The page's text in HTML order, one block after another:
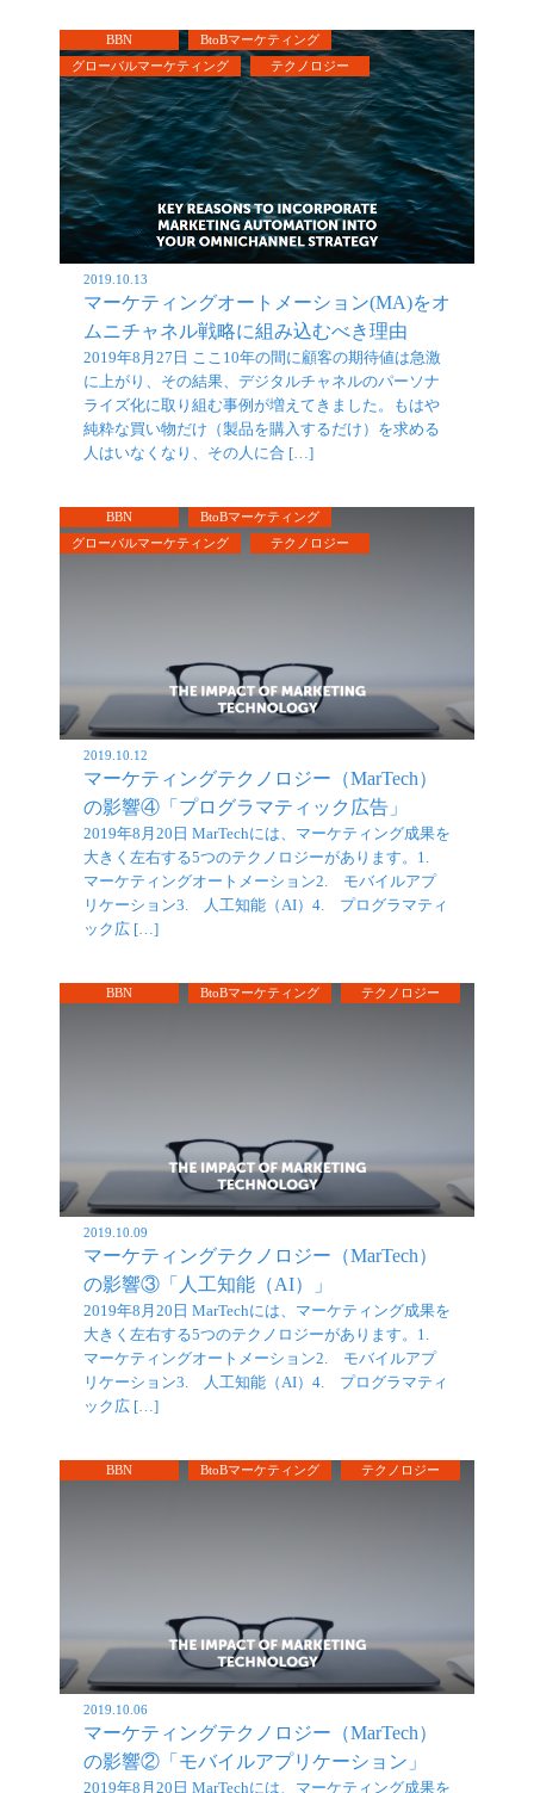
BBN
BtoBマーケティング
グローバルマーケティング
テクノロジー
2019.10.13
マーケティングオートメーション(MA)をオ
ムニチャネル戦略に組み込むべき理由
2019年8月27日 ここ10年の間に顧客の期待値は急激
に上がり、その結果、デジタルチャネルのパーソナ
ライズ化に取り組む事例が増えてきました。もはや
純粋な買い物だけ（製品を購入するだけ）を求める
人はいなくなり、その人に合 […]
BBN
BtoBマーケティング
グローバルマーケティング
テクノロジー
2019.10.12
マーケティングテクノロジー（MarTech）
の影響④「プログラマティック広告」
2019年8月20日 MarTechには、マーケティング成果を
大きく左右する5つのテクノロジーがあります。1.
マーケティングオートメーション2. モバイルアプ
リケーション3. 人工知能（AI）4. プログラマティ
ック広 […]
BBN BtoBマーケティング テクノロジー
2019.10.09
マーケティングテクノロジー（MarTech）
の影響③「人工知能（AI）」
2019年8月20日 MarTechには、マーケティング成果を
大きく左右する5つのテクノロジーがあります。1.
マーケティングオートメーション2. モバイルアプ
リケーション3. 人工知能（AI）4. プログラマティ
ック広 […]
BBN BtoBマーケティング テクノロジー
2019.10.06
マーケティングテクノロジー（MarTech）
の影響②「モバイルアプリケーション」
2019年8月20日 MarTechには、マーケティング成果を